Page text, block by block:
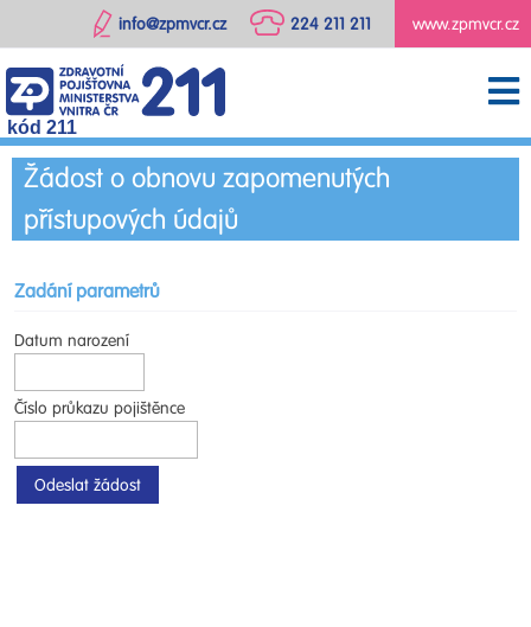
www.zpmvcr.cz
224 211 211
info@zpmvcr.cz
kód 211
Žádost o obnovu zapomenutých
přístupových údajů
Zadání parametrů
Datum narození
Číslo průkazu pojištěnce